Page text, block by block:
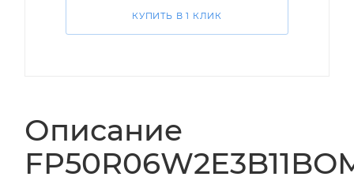
КУПИТЬ В 1 КЛИК
Описание